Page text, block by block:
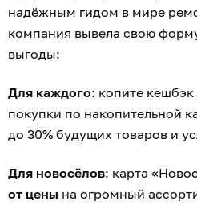
надёжным гидом в мире
компания вывела свою
выгоды:
Для каждого: копите кешбэк
покупки по накопительной
до 30% будущих товаров и
Для новосёлов: карта
от цены на огромный